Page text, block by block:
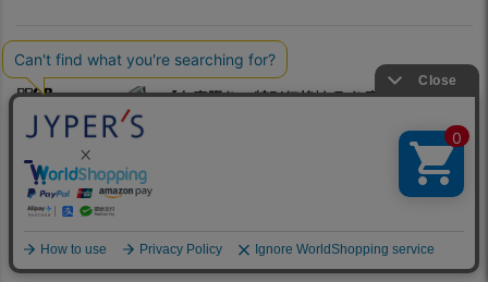
【在庫限り・特別価格|お取り寄せ不可】プロ
ル Diamana ZF （RS+／RS各種／RSF各種
プロギア カスタムシャフト 即日発送対象外 スリ
当店価格 ¥ 32,000 税込